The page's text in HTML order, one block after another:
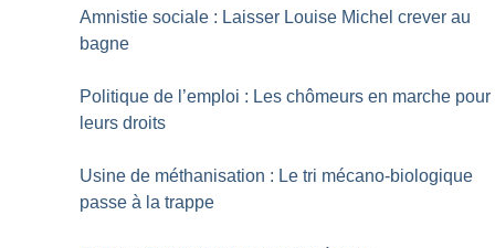
Amnistie sociale : Laisser Louise Michel crever au
bagne
Politique de l’emploi : Les chômeurs en marche pour
leurs droits
Usine de méthanisation : Le tri mécano-biologique
passe à la trappe